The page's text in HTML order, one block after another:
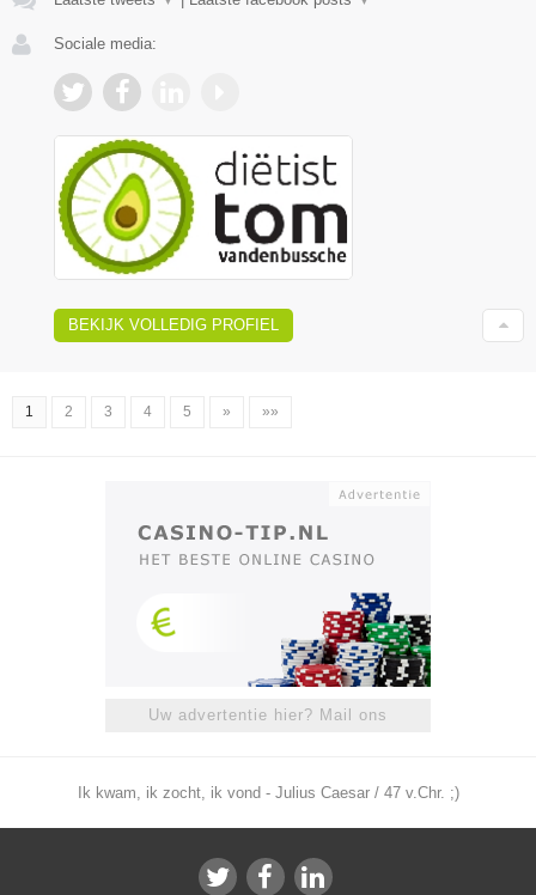
Sociale media:
BEKIJK VOLLEDIG PROFIEL
1 2 3 4 5 » »»
Uw advertentie hier? Mail ons
Ik kwam, ik zocht, ik vond - Julius Caesar / 47 v.Chr. ;)